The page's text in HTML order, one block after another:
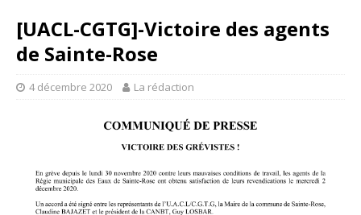
[UACL-CGTG]-Victoire des agents
de Sainte-Rose
4 décembre 2020 La rédaction